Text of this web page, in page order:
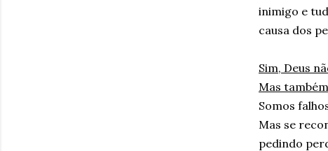
inimigo e
causa dos
Sim, Deus
Mas
Somos
Mas se
pedindo